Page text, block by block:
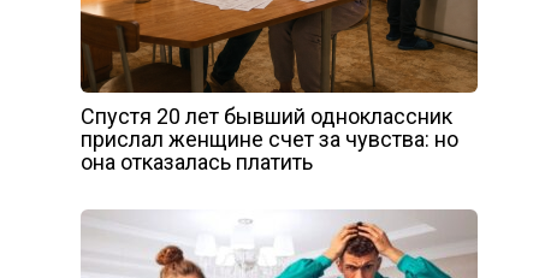
Спустя 20 лет бывший одноклассник
прислал женщине счет за чувства: но
она отказалась платить